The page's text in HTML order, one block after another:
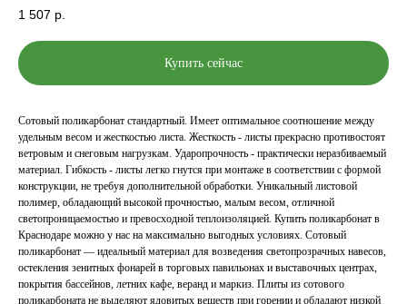
1 507 р.
Купить сейчас
Сотовый поликарбонат стандартный. Имеет оптимальное соотношение между
удельным весом и жесткостью листа. Жесткость - листы прекрасно противостоят
ветровым и снеговым нагрузкам. Ударопрочность - практически неразбиваемый
материал. Гибкость - листы легко гнутся при монтаже в соответствии с формой
конструкции, не требуя дополнительной обработки. Уникальный листовой
полимер, обладающий высокой прочностью, малым весом, отличной
светопроницаемостью и превосходной теплоизоляцией. Купить поликарбонат в
Краснодаре можно у нас на максимально выгодных условиях. Сотовый
поликарбонат — идеальный материал для возведения светопрозрачных навесов,
остекления зенитных фонарей в торговых павильонах и выставочных центрах,
покрытия бассейнов, летних кафе, веранд и маркиз. Плиты из сотового
поликарбоната не выделяют ядовитых веществ при горении и обладают низкой